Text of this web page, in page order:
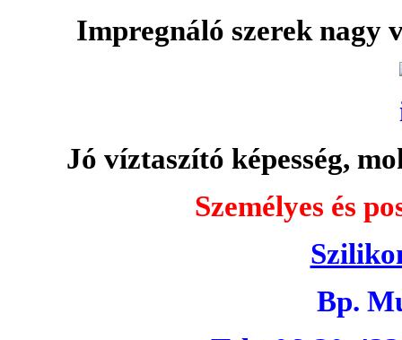
Impregnáló szerek
Jó víztaszító képesség,
Személyes és
Bp.